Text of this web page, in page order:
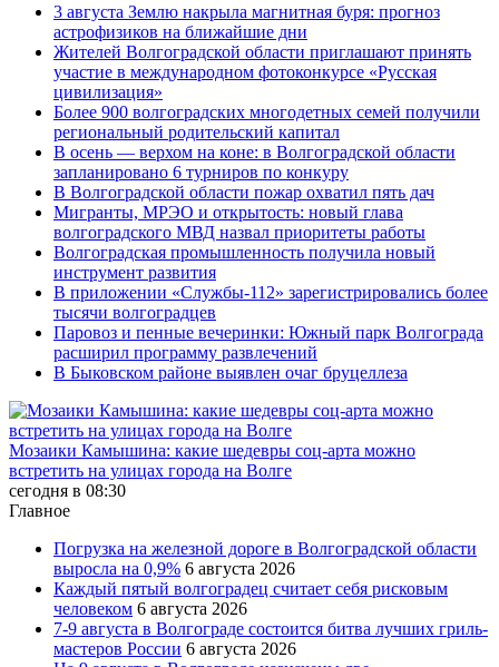
3 августа Землю накрыла магнитная буря: прогноз
астрофизиков на ближайшие дни
Жителей Волгоградской области приглашают принять
участие в международном фотоконкурсе «Русская
цивилизация»
Более 900 волгоградских многодетных семей получили
региональный родительский капитал
В осень — верхом на коне: в Волгоградской области
запланировано 6 турниров по конкуру
В Волгоградской области пожар охватил пять дач
Мигранты, МРЭО и открытость: новый глава
волгоградского МВД назвал приоритеты работы
Волгоградская промышленность получила новый
инструмент развития
В приложении «Службы-112» зарегистрировались более
тысячи волгоградцев
Паровоз и пенные вечеринки: Южный парк Волгограда
расширил программу развлечений
В Быковском районе выявлен очаг бруцеллеза
Мозаики Камышина: какие шедевры соц-арта можно
встретить на улицах города на Волге
сегодня в 08:30
Главное
Погрузка на железной дороге в Волгоградской области
выросла на 0,9% 6 августа 2026
Каждый пятый волгоградец считает себя рисковым
человеком 6 августа 2026
7-9 августа в Волгограде состоится битва лучших гриль-
мастеров России 6 августа 2026